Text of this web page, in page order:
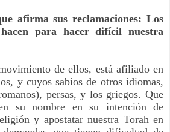
afirma sus reclamaciones: Los
para hacer difícil nuestra
de ellos, está afiliado en
y cuyos sabios de otros idiomas,
persas, y los griegos. Que
su nombre en su intención de
y apostatar nuestra Torah en